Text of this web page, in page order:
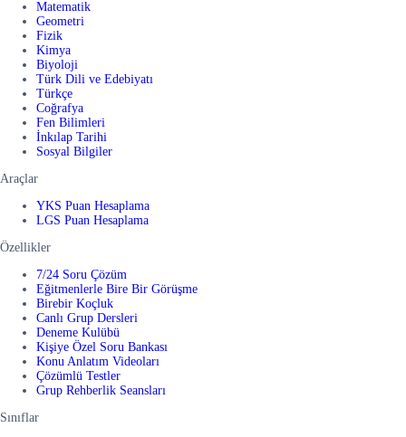
Matematik
Geometri
Fizik
Kimya
Biyoloji
Türk Dili ve Edebiyatı
Türkçe
Coğrafya
Fen Bilimleri
İnkılap Tarihi
Sosyal Bilgiler
Araçlar
YKS Puan Hesaplama
LGS Puan Hesaplama
Özellikler
7/24 Soru Çözüm
Eğitmenlerle Bire Bir Görüşme
Birebir Koçluk
Canlı Grup Dersleri
Deneme Kulübü
Kişiye Özel Soru Bankası
Konu Anlatım Videoları
Çözümlü Testler
Grup Rehberlik Seansları
Sınıflar